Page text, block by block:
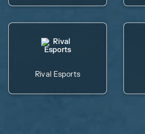
Rival Esports